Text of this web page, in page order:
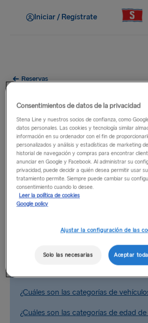
Iniciar / Regístrate
Reservas
¿Puedo cambiar el
un pasajero?
Sí, puede cambiar el apellido de un
adicional haciendo clic en el botón
"Iniciar sesión / Registrarse" situado en la
sitio web. Localice su reserva,
Gestionar reserva" y, a continuación, la
Regístrate" para editar el apellido del
Preguntas relacionadas
¿Cuáles son las categorías de
¿Cuáles son las categorías de edad
Consentimientos de datos de la privacidad
Stena Line y nuestros socios de confianza, como
datos personales. Las cookies y tecnología similar
información en su ordenador con el fin de
personalizados y análisis y estadísticas de marketing
historial de navegación y compras para encontrar
anunciar en Google y Facebook. Al administrar su
privacidad, puede decidir a quién desea permitir usar
tratamiento permite. Siempre puede cambiar su
consentimiento cuando lo desee.
Leer la política de cookies
Google policy
Ajustar la configuración de las
Solo las necesarias Aceptar